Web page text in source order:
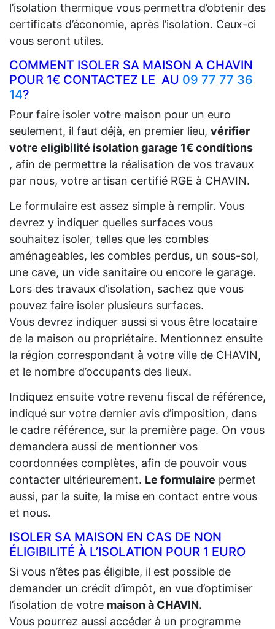
l’isolation thermique vous permettra d’obtenir des
certificats d’économie, après l’isolation. Ceux-ci
vous seront utiles.
COMMENT ISOLER SA MAISON A CHAVIN
POUR 1€ CONTACTEZ LE AU 09 77 77 36
14?
Pour faire isoler votre maison pour un euro
seulement, il faut déjà, en premier lieu, vérifier
votre eligibilité isolation garage 1€ conditions
, afin de permettre la réalisation de vos travaux
par nous, votre artisan certifié RGE à CHAVIN.
Le formulaire est assez simple à remplir. Vous
devrez y indiquer quelles surfaces vous
souhaitez isoler, telles que les combles
aménageables, les combles perdus, un sous-sol,
une cave, un vide sanitaire ou encore le garage.
Lors des travaux d’isolation, sachez que vous
pouvez faire isoler plusieurs surfaces.
Vous devrez indiquer aussi si vous être locataire
de la maison ou propriétaire. Mentionnez ensuite
la région correspondant à votre ville de CHAVIN,
et le nombre d’occupants des lieux.
Indiquez ensuite votre revenu fiscal de référence,
indiqué sur votre dernier avis d’imposition, dans
le cadre référence, sur la première page. On vous
demandera aussi de mentionner vos
coordonnées complètes, afin de pouvoir vous
contacter ultérieurement. Le formulaire permet
aussi, par la suite, la mise en contact entre vous
et nous.
ISOLER SA MAISON EN CAS DE NON
ÉLIGIBILITÉ À L’ISOLATION POUR 1 EURO
Si vous n’êtes pas éligible, il est possible de
demander un crédit d’impôt, en vue d’optimiser
l’isolation de votre maison à CHAVIN.
Vous pourrez aussi accéder à un programme